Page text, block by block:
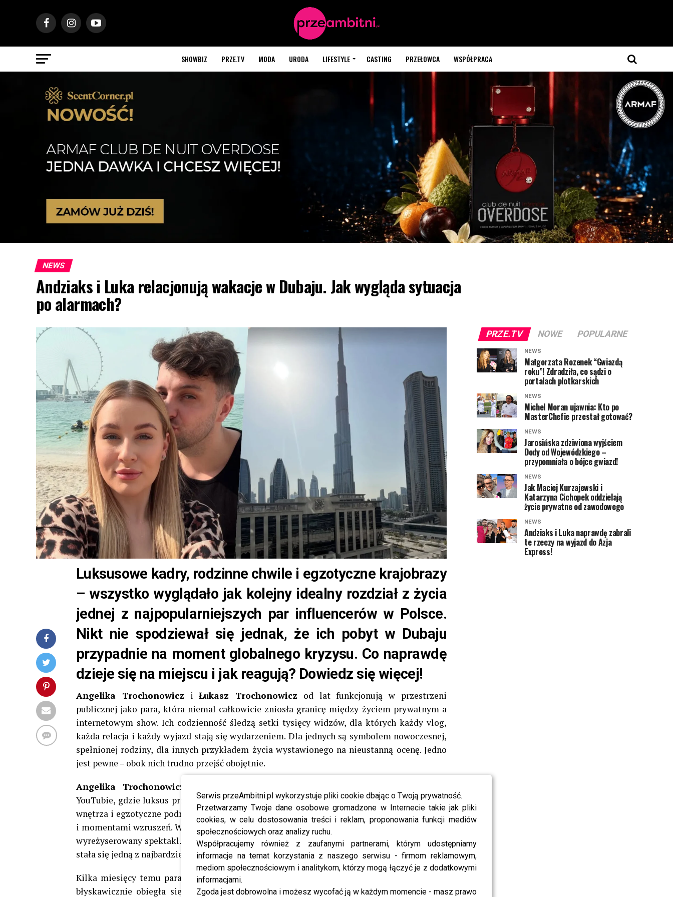
Serwis przeAmbitni.pl wykorzystuje pliki cookie dbając o Twoją prywatność.
Przetwarzamy Twoje dane osobowe gromadzone w Internecie takie jak pliki
cookies, w celu dostosowania treści i reklam, proponowania funkcji mediów
społecznościowych oraz analizy ruchu.
Współpracujemy również z zaufanymi partnerami, którym udostępniamy
informacje na temat korzystania z naszego serwisu - firmom reklamowym,
mediom społecznościowym i analitykom, którzy mogą łączyć je z dodatkowymi
informacjami.
Zgoda jest dobrowolna i możesz wycofać ją w każdym momencie - masz prawo
SHOWBIZ PRZE.TV MODA URODA LIFESTYLE CASTING PRZEŁOWCA WSPÓŁPRACA
NEWS
Andziaks i Luka relacjonują wakacje w Dubaju. Jak wygląda sytuacja
po alarmach?
Luksusowe kadry, rodzinne chwile i egzotyczne krajobrazy
– wszystko wyglądało jak kolejny idealny rozdział z życia
jednej z najpopularniejszych par influencerów w Polsce.
Nikt nie spodziewał się jednak, że ich pobyt w Dubaju
przypadnie na moment globalnego kryzysu. Co naprawdę
dzieje się na miejscu i jak reagują? Dowiedz się więcej!
Angelika Trochonowicz iŁukasz Trochonowicz od lat funkcjonują w przestrzeni
publicznej jako para, która niemal całkowicie zniosła granicę między życiem prywatnym a
internetowym show. Ich codzienność śledzą setki tysięcy widzów, dla których każdy vlog,
każda relacja i każdy wyjazd stają się wydarzeniem. Dla jednych są symbolem nowoczesnej,
spełnionej rodziny, dla innych przykładem życia wystawionego na nieustanną ocenę. Jedno
jest pewne – obok nich trudno przejść obojętnie.
Angelika Trochonowicz
YouTubie, gdzie luksus przeplata się z domową codziennością. Drogie torebki, designerskie
wnętrza i egzotyczne podróże sąsiadują z nagraniami z kuchni, spontanicznymi rozmowami
i momentami wzruszeń. Widzowie od lat mają poczucie, że oglądają „prawdziwe życie”, a nie
wyreżyserowany spektakl. To właśnie ta mieszanka dostępności i aspiracyjności sprawiła, że
stała się jedną z najbardziej rozpoznawalnych twarzy polskiego internetu.
Kilka miesięcy temu para ogłosiła, że spodziewa się drugiego dziecka. Informacja o ciąży
błyskawicznie obiegła sieć, a późniejsze gender reveal wywołało prawdziwą falę emocji.
PRZE.TV NOWE POPULARNE
NEWS
Małgorzata Rozenek “Gwiazdą
roku”! Zdradziła, co sądzi o
portalach plotkarskich
NEWS
Michel Moran ujawnia: Kto po
MasterChefie przestał gotować?
NEWS
Jarosińska zdziwiona wyjściem
Dody od Wojewódzkiego –
przypomniała o bójce gwiazd!
NEWS
Jak Maciej Kurzajewski i
Katarzyna Cichopek oddzielają
życie prywatne od zawodowego
NEWS
Andziaks i Luka naprawdę zabrali
te rzeczy na wyjazd do Azja
Express!